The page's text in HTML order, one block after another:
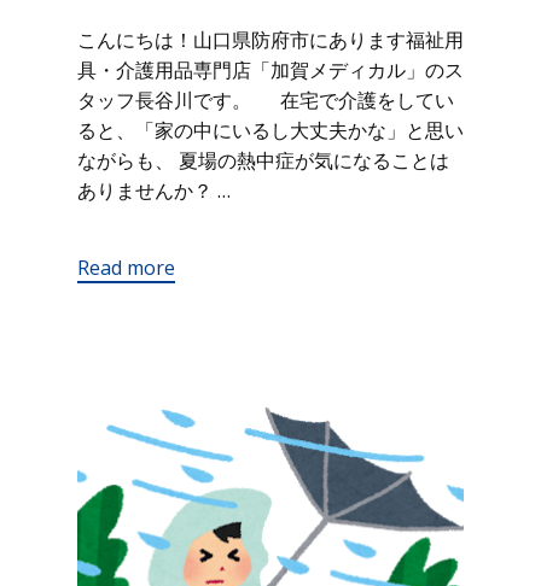
こんにちは！山口県防府市にあります福祉用
具・介護用品専門店「加賀メディカル」のス
タッフ長谷川です。 在宅で介護をしてい
ると、「家の中にいるし大丈夫かな」と思い
ながらも、 夏場の熱中症が気になることは
ありませんか？ …
Read more